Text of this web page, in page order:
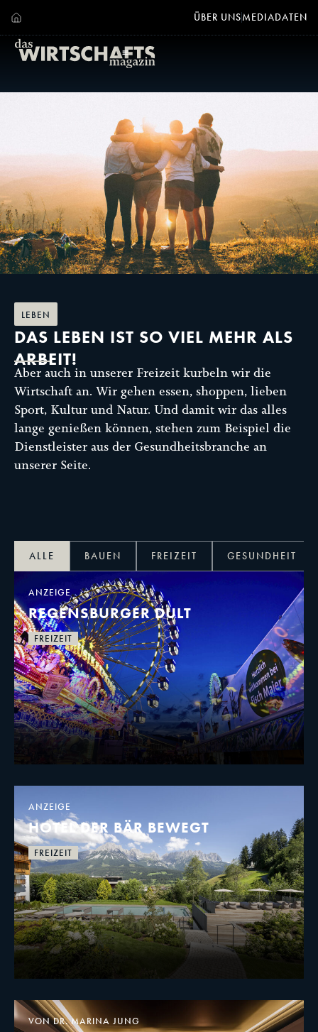
ÜBER UNSMEDIADATEN
LEBEN
DAS LEBEN IST SO VIEL MEHR ALS
ARBEIT!
Aber auch in unserer Freizeit kurbeln wir die
Wirtschaft an. Wir gehen essen, shoppen, lieben
Sport, Kultur und Natur. Und damit wir das alles
lange genießen können, stehen zum Beispiel die
Dienstleister aus der Gesundheitsbranche an
unserer Seite.
ALLE BAUEN FREIZEIT GESUNDHEIT
ANZEIGE
REGENSBURGER DULT
FREIZEIT
ANZEIGE
HOTEL DER BÄR BEWEGT
FREIZEIT
VON DR. MARINA JUNG